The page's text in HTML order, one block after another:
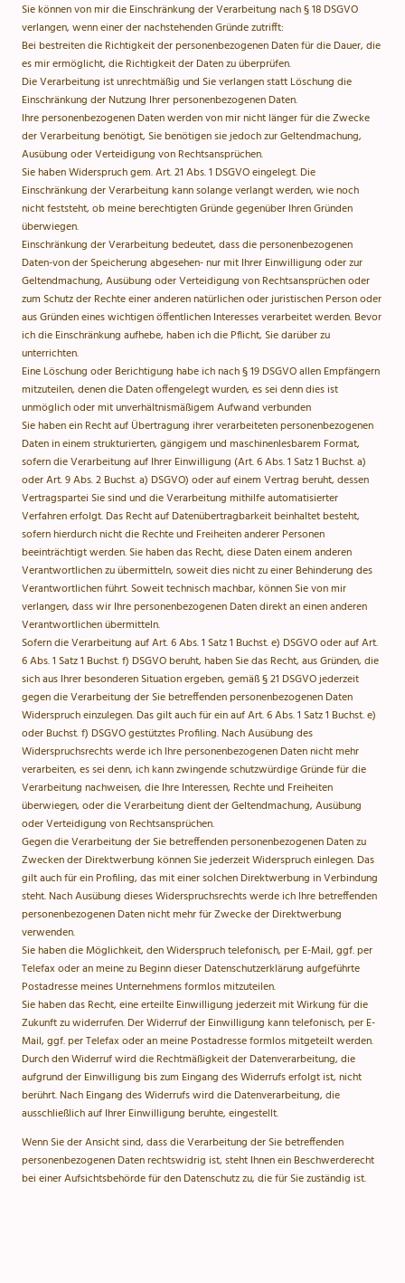
Sie können von mir die Einschränkung der Verarbeitung nach § 18 DSGVO
verlangen, wenn einer der nachstehenden Gründe zutrifft:
Bei bestreiten die Richtigkeit der personenbezogenen Daten für die Dauer, die
es mir ermöglicht, die Richtigkeit der Daten zu überprüfen.
Die Verarbeitung ist unrechtmäßig und Sie verlangen statt Löschung die
Einschränkung der Nutzung Ihrer personenbezogenen Daten.
Ihre personenbezogenen Daten werden von mir nicht länger für die Zwecke
der Verarbeitung benötigt, Sie benötigen sie jedoch zur Geltendmachung,
Ausübung oder Verteidigung von Rechtsansprüchen.
Sie haben Widerspruch gem. Art. 21 Abs. 1 DSGVO eingelegt. Die
Einschränkung der Verarbeitung kann solange verlangt werden, wie noch
nicht feststeht, ob meine berechtigten Gründe gegenüber Ihren Gründen
überwiegen.
Einschränkung der Verarbeitung bedeutet, dass die personenbezogenen
Daten-von der Speicherung abgesehen- nur mit Ihrer Einwilligung oder zur
Geltendmachung, Ausübung oder Verteidigung von Rechtsansprüchen oder
zum Schutz der Rechte einer anderen natürlichen oder juristischen Person oder
aus Gründen eines wichtigen öffentlichen Interesses verarbeitet werden. Bevor
ich die Einschränkung aufhebe, haben ich die Pflicht, Sie darüber zu
unterrichten.
Eine Löschung oder Berichtigung habe ich nach § 19 DSGVO allen Empfängern
mitzuteilen, denen die Daten offengelegt wurden, es sei denn dies ist
unmöglich oder mit unverhältnismäßigem Aufwand verbunden
Sie haben ein Recht auf Übertragung ihrer verarbeiteten personenbezogenen
Daten in einem strukturierten, gängigem und maschinenlesbarem Format,
sofern die Verarbeitung auf Ihrer Einwilligung (Art. 6 Abs. 1 Satz 1 Buchst. a)
oder Art. 9 Abs. 2 Buchst. a) DSGVO) oder auf einem Vertrag beruht, dessen
Vertragspartei Sie sind und die Verarbeitung mithilfe automatisierter
Verfahren erfolgt. Das Recht auf Datenübertragbarkeit beinhaltet besteht,
sofern hierdurch nicht die Rechte und Freiheiten anderer Personen
beeinträchtigt werden. Sie haben das Recht, diese Daten einem anderen
Verantwortlichen zu übermitteln, soweit dies nicht zu einer Behinderung des
Verantwortlichen führt. Soweit technisch machbar, können Sie von mir
verlangen, dass wir Ihre personenbezogenen Daten direkt an einen anderen
Verantwortlichen übermitteln.
Sofern die Verarbeitung auf Art. 6 Abs. 1 Satz 1 Buchst. e) DSGVO oder auf Art.
6 Abs. 1 Satz 1 Buchst. f) DSGVO beruht, haben Sie das Recht, aus Gründen, die
sich aus Ihrer besonderen Situation ergeben, gemäß § 21 DSGVO jederzeit
gegen die Verarbeitung der Sie betreffenden personenbezogenen Daten
Widerspruch einzulegen. Das gilt auch für ein auf Art. 6 Abs. 1 Satz 1 Buchst. e)
oder Buchst. f) DSGVO gestütztes Profiling. Nach Ausübung des
Widerspruchsrechts werde ich Ihre personenbezogenen Daten nicht mehr
verarbeiten, es sei denn, ich kann zwingende schutzwürdige Gründe für die
Verarbeitung nachweisen, die Ihre Interessen, Rechte und Freiheiten
überwiegen, oder die Verarbeitung dient der Geltendmachung, Ausübung
oder Verteidigung von Rechtsansprüchen.
Gegen die Verarbeitung der Sie betreffenden personenbezogenen Daten zu
Zwecken der Direktwerbung können Sie jederzeit Widerspruch einlegen. Das
gilt auch für ein Profiling, das mit einer solchen Direktwerbung in Verbindung
steht. Nach Ausübung dieses Widerspruchsrechts werde ich Ihre betreffenden
personenbezogenen Daten nicht mehr für Zwecke der Direktwerbung
verwenden.
Sie haben die Möglichkeit, den Widerspruch telefonisch, per E-Mail, ggf. per
Telefax oder an meine zu Beginn dieser Datenschutzerklärung aufgeführte
Postadresse meines Unternehmens formlos mitzuteilen.
Sie haben das Recht, eine erteilte Einwilligung jederzeit mit Wirkung für die
Zukunft zu widerrufen. Der Widerruf der Einwilligung kann telefonisch, per E-
Mail, ggf. per Telefax oder an meine Postadresse formlos mitgeteilt werden.
Durch den Widerruf wird die Rechtmäßigkeit der Datenverarbeitung, die
aufgrund der Einwilligung bis zum Eingang des Widerrufs erfolgt ist, nicht
berührt. Nach Eingang des Widerrufs wird die Datenverarbeitung, die
ausschließlich auf Ihrer Einwilligung beruhte, eingestellt.
Wenn Sie der Ansicht sind, dass die Verarbeitung der Sie betreffenden
personenbezogenen Daten rechtswidrig ist, steht Ihnen ein Beschwerderecht
bei einer Aufsichtsbehörde für den Datenschutz zu, die für Sie zuständig ist.